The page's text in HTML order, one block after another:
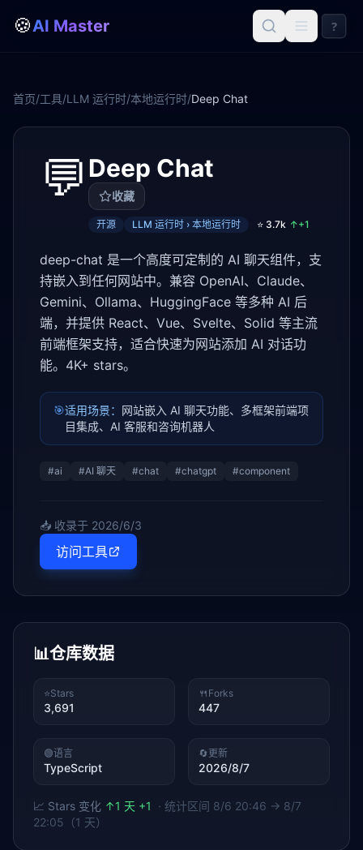
🍪AI Master ?
首页/工具/LLM 运行时/本地运行时/Deep Chat
💬 Deep Chat
收藏
开源 LLM 运行时 › 本地运行时 ⭐ 3.7k ↑+1
deep-chat 是一个高度可定制的 AI 聊天组件，支
持嵌入到任何网站中。兼容 OpenAI、Claude、
Gemini、Ollama、HuggingFace 等多种 AI 后
端，并提供 React、Vue、Svelte、Solid 等主流
前端框架支持，适合快速为网站添加 AI 对话功
能。4K+ stars。
🎯适用场景： 网站嵌入 AI 聊天功能、多框架前端项
目集成、AI 客服和咨询机器人
#ai #AI 聊天 #chat #chatgpt #component
📥 收录于 2026/6/3
访问工具
📊仓库数据
⭐Stars
3,691
🍴 Forks
447
🟢语言
TypeScript
🔄更新
2026/8/7
📈 Stars 变化 ↑1 天 +1 · 统计区间 8/6 20:46 → 8/7
22:05（1 天）